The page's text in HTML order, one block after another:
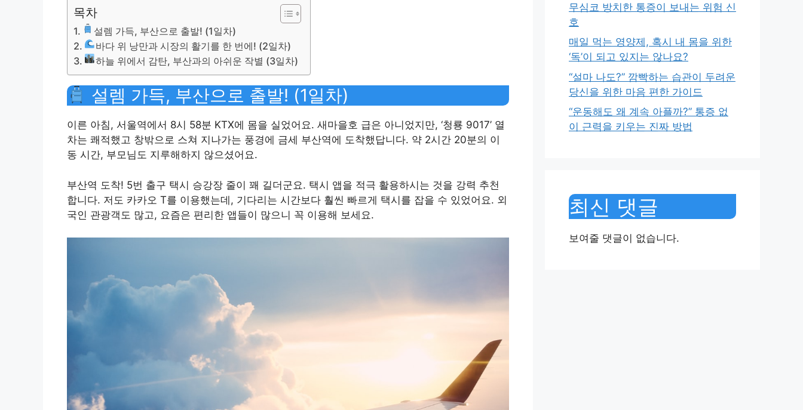
목차
설렘 가득, 부산으로 출발! (1일차)
바다 위 낭만과 시장의 활기를 한 번에! (2일차)
하늘 위에서 감탄, 부산과의 아쉬운 작별 (3일차)
설렘 가득, 부산으로 출발! (1일차)
이른 아침, 서울역에서 8시 58분 KTX에 몸을 실었어요. 새마을호 급은 아니었지만, ‘청룡 9017’ 열
차는 쾌적했고 창밖으로 스쳐 지나가는 풍경에 금세 부산역에 도착했답니다. 약 2시간 20분의 이
동 시간, 부모님도 지루해하지 않으셨어요.
부산역 도착! 5번 출구 택시 승강장 줄이 꽤 길더군요. 택시 앱을 적극 활용하시는 것을 강력 추천
합니다. 저도 카카오 T를 이용했는데, 기다리는 시간보다 훨씬 빠르게 택시를 잡을 수 있었어요. 외
국인 관광객도 많고, 요즘은 편리한 앱들이 많으니 꼭 이용해 보세요.
무심코 방치한 통증이 보내는 위험 신
호
매일 먹는 영양제, 혹시 내 몸을 위한
‘독’이 되고 있지는 않나요?
“설마 나도?” 깜빡하는 습관이 두려운
당신을 위한 마음 편한 가이드
“운동해도 왜 계속 아플까?” 통증 없
이 근력을 키우는 진짜 방법
최신 댓글
보여줄 댓글이 없습니다.